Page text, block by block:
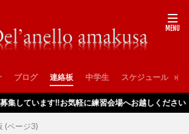
ブログ 連絡板 中学生 スケジュール
しています‼️お気軽に練習会場へお越しください
(ページ3)